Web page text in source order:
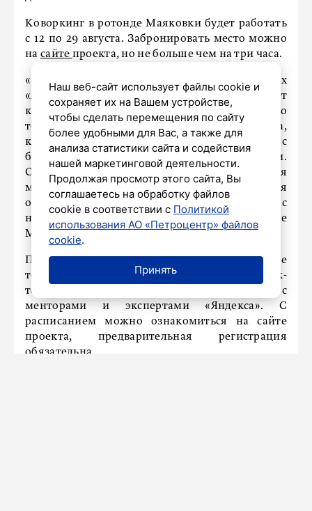
Коворкинг в ротонде Маяковки будет работать
с 12 по 29 августа. Забронировать место можно
на сайте проекта, но не больше чем на три часа.
«Это феноменальный проект. На баннерах
«Яндекса» написано, что технологии меняют
культуру, но сейчас хочется сказать, что
технологии меняют библиотеку. Времена,
когда библиотеки были чем-то скучным с
бесконечными книжными полками, прошли.
Сегодня это современное пространство для
молодых людей, в котором начинаются
обреченные на успех проекты. У нас
намоленное место», – отметили в библиотеке
Маяковского.
Помимо этого гости пространства смогут не
только работать там, но и посещать паблик-
токи, воркшопы и карьерные сессии с
менторами и экспертами «Яндекса». С
расписанием можно ознакомиться на сайте
проекта, предварительная регистрация
обязательна.
Наш веб-сайт использует файлы cookie и
сохраняет их на Вашем устройстве,
чтобы сделать перемещения по сайту
более удобными для Вас, а также для
анализа статистики сайта и содействия
нашей маркетинговой деятельности.
Продолжая просмотр этого сайта, Вы
соглашаетесь на обработку файлов
cookie в соответствии с Политикой
использования АО «Петроцентр» файлов
cookie.
Принять